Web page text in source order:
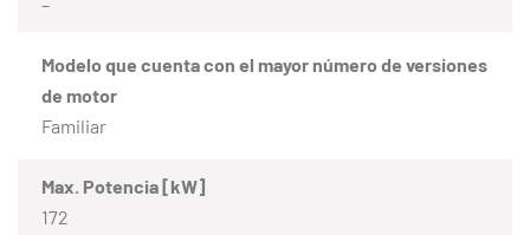
Modelo que cuenta con el mayor número de versiones
de motor
Familiar
Max. Potencia [kW]
172